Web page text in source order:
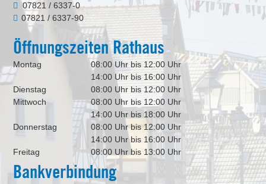
07821 / 6337-0
07821 / 6337-90
Öffnungszeiten Rathaus
Montag
08:00 Uhr bis 12:00 Uhr
14:00 Uhr bis 16:00 Uhr
Dienstag
08:00 Uhr bis 12:00 Uhr
Mittwoch
08:00 Uhr bis 12:00 Uhr
14:00 Uhr bis 18:00 Uhr
Donnerstag
08:00 Uhr bis 12:00 Uhr
14:00 Uhr bis 16:00 Uhr
Freitag
08:00 Uhr bis 13:00 Uhr
Bankverbindung